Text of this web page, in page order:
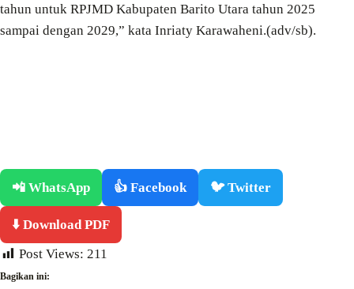
tahun untuk RPJMD Kabupaten Barito Utara tahun 2025
sampai dengan 2029,” kata Inriaty Karawaheni.(adv/sb).
📲 WhatsApp 👍 Facebook 🐦 Twitter
⬇️ Download PDF
Post Views: 211
Bagikan ini: